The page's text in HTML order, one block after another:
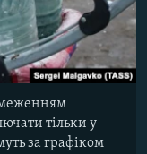
тільки у
за графіком